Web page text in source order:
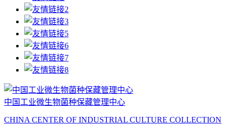
中国工业微生物菌种保藏管理中心
CHINA CENTER OF INDUSTRIAL CULTURE COLLECTION